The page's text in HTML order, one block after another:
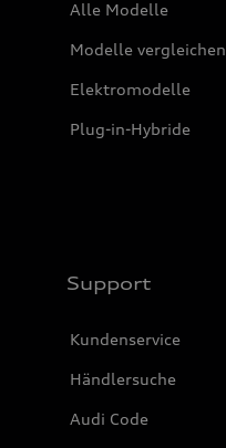
Alle Modelle
Modelle vergleichen
Elektromodelle
Plug-in-Hybride
Support
Kundenservice
Händlersuche
Audi Code